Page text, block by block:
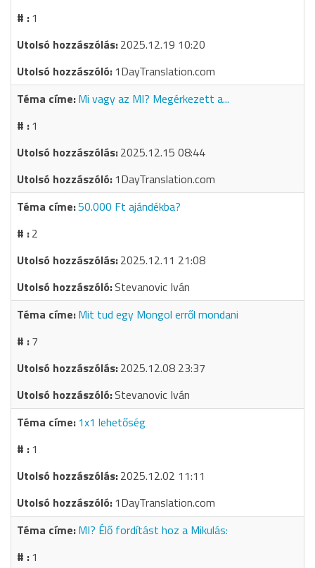
1
2025.12.19 10:20
1DayTranslation.com
Mi vagy az MI? Megérkezett a...
1
2025.12.15 08:44
1DayTranslation.com
50.000 Ft ajándékba?
2
2025.12.11 21:08
Stevanovic Iván
Mit tud egy Mongol erről mondani
7
2025.12.08 23:37
Stevanovic Iván
1x1 lehetőség
1
2025.12.02 11:11
1DayTranslation.com
MI? Élő fordítást hoz a Mikulás:
1